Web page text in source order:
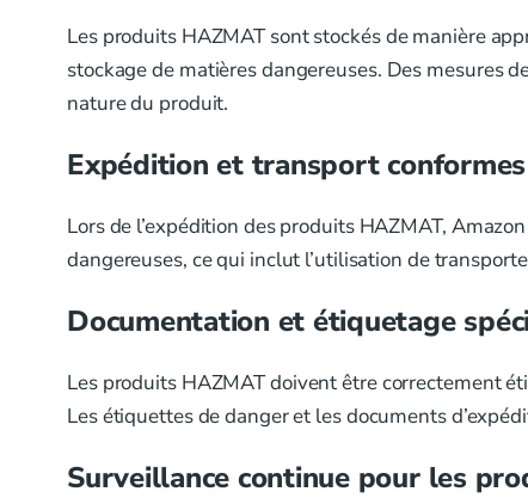
Les produits HAZMAT sont stockés de manière
stockage de matières dangereuses. Des mesures
nature du produit.
Expédition et transport conformes
Lors de l’expédition des produits HAZMAT,
dangereuses, ce qui inclut l’utilisation de
Documentation et étiquetage
Les produits HAZMAT doivent être correctement
Les étiquettes de danger et les documents
Surveillance continue pour les